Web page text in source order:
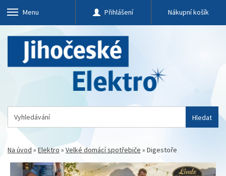
Menu Přihlášení Nákupní košík
Hledat
Na úvod »Elektro » Velké domácí spotřebiče » Digestoře